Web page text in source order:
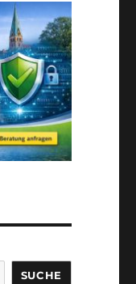
SUCHE